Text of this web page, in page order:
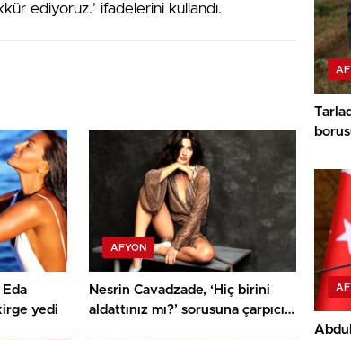
ediyoruz.’ ifadelerini kullandı.
yedi
AFYON
Nesrin Cavadzade, ‘Hiç birini
aldattınız mı?’ sorusuna çarpıcı